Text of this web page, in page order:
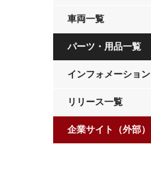
車両一覧
パーツ・用品一覧
インフォメーション
リリース一覧
企業サイト（外部）